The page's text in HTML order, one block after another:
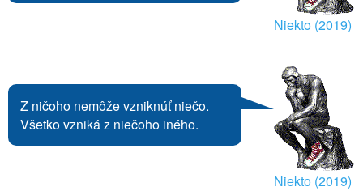
Niekto (2019)
Z ničoho nemôže vzniknúť niečo.
Všetko vzniká z niečoho iného.
Niekto (2019)